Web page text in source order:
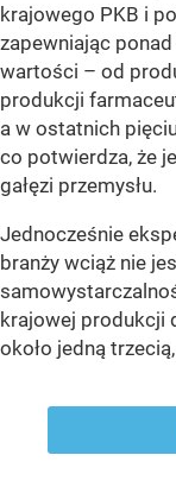
krajowego PKB i
zapewniając
wartości – od
produkcji
a w ostatnich
co potwierdza, że
gałęzi przemysłu.
Jednocześnie
branży wciąż nie
krajowej produkcji
około jedną